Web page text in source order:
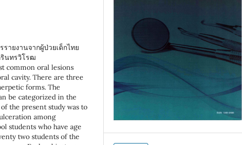
ายงานจากผู้ป่วยเด็กไทย
รินทรวิโรฒ
common oral lesions
cavity. There are three
forms. The
be categorized in the
the present study was to
among
students who have age
two students of the